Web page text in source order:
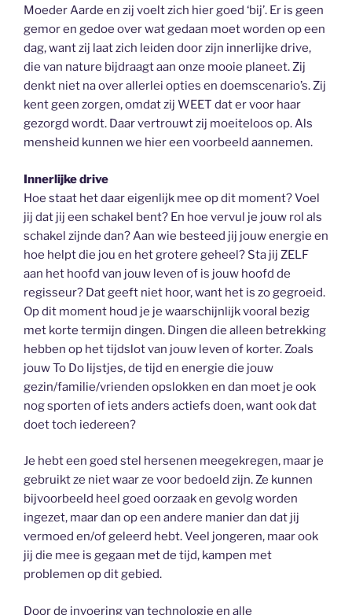
Moeder Aarde en zij voelt zich hier goed ‘bij’. Er is geen
gemor en gedoe over wat gedaan moet worden op een
dag, want zij laat zich leiden door zijn innerlijke drive,
die van nature bijdraagt aan onze mooie planeet. Zij
denkt niet na over allerlei opties en doemscenario’s. Zij
kent geen zorgen, omdat zij WEET dat er voor haar
gezorgd wordt. Daar vertrouwt zij moeiteloos op. Als
mensheid kunnen we hier een voorbeeld aannemen.
Innerlijke drive
Hoe staat het daar eigenlijk mee op dit moment? Voel
jij dat jij een schakel bent? En hoe vervul je jouw rol als
schakel zijnde dan? Aan wie besteed jij jouw energie en
hoe helpt die jou en het grotere geheel? Sta jij ZELF
aan het hoofd van jouw leven of is jouw hoofd de
regisseur? Dat geeft niet hoor, want het is zo gegroeid.
Op dit moment houd je je waarschijnlijk vooral bezig
met korte termijn dingen. Dingen die alleen betrekking
hebben op het tijdslot van jouw leven of korter. Zoals
jouw To Do lijstjes, de tijd en energie die jouw
gezin/familie/vrienden opslokken en dan moet je ook
nog sporten of iets anders actiefs doen, want ook dat
doet toch iedereen?
Je hebt een goed stel hersenen meegekregen, maar je
gebruikt ze niet waar ze voor bedoeld zijn. Ze kunnen
bijvoorbeeld heel goed oorzaak en gevolg worden
ingezet, maar dan op een andere manier dan dat jij
vermoed en/of geleerd hebt. Veel jongeren, maar ook
jij die mee is gegaan met de tijd, kampen met
problemen op dit gebied.
Door de invoering van technologie en alle